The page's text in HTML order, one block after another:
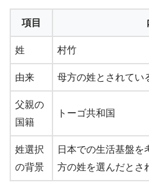
項目
姓 村竹
由来 母方の姓とされてい
父親の
国籍
トーゴ共和国
姓選択
の背景
日本での生活基盤を
方の姓を選んだとさ